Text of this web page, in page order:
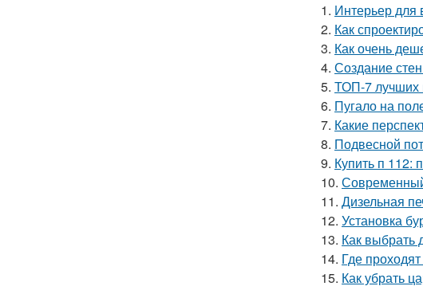
1. Интерьер для
2. Как
3. Как очень
4. Создание
5. ТОП-7 лучших
6. Пугало на
7. Какие
8. Подвесной
9. Купить п 112:
10.
11. Дизельная
12. Установка
13. Как выбрать
14. Где
15. Как убрать